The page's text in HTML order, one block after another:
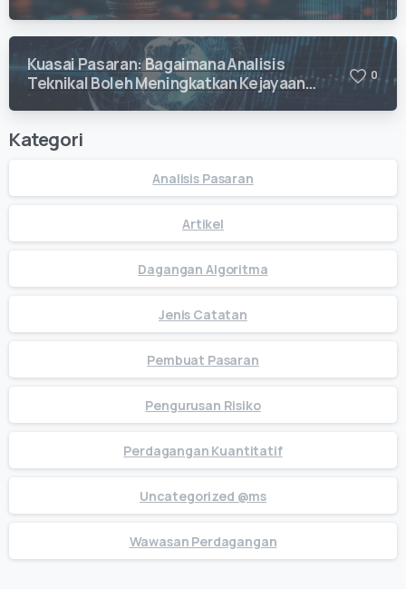
Kuasai Pasaran: Bagaimana Analisis
Teknikal Boleh Meningkatkan Kejayaan
Dagangan Anda
0
Kategori
Analisis Pasaran
Artikel
Dagangan Algoritma
Jenis Catatan
Pembuat Pasaran
Pengurusan Risiko
Perdagangan Kuantitatif
Uncategorized @ms
Wawasan Perdagangan